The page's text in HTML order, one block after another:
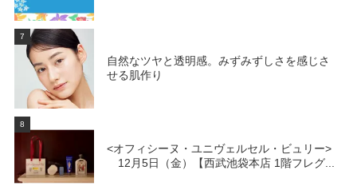
7
自然なツヤと透明感。みずみずしさを感じさ
せる肌作り
8
<オフィシーヌ・ユニヴェルセル・ビュリー>
12月5日（金）【西武池袋本店 1階フレグ...